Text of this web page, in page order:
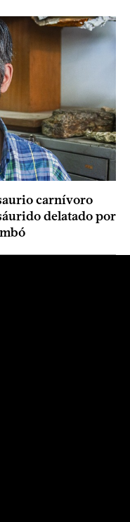
carnívoro
delatado por